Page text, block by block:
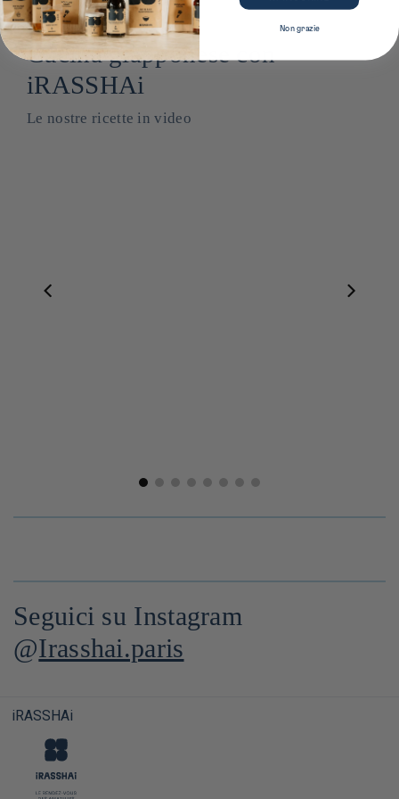
Cucina giapponese con
iRASSHAi
Le nostre ricette in video
Seguici su Instagram
@Irasshai.paris
iRASSHAi
Non grazie